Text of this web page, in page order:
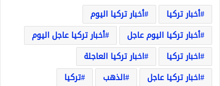
أخبار تركيا
أخبار تركيا اليوم
أخبار تركيا اليوم عاجل
أخبار تركيا عاجل اليوم
اخبار تركيا
اخبار تركيا العاجلة
اخبار تركيا عاجل
الذهب
تركيا